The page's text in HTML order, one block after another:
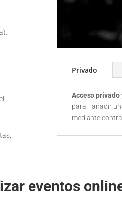
Privado
Acceso privado
para –añadir
mediante
eventos